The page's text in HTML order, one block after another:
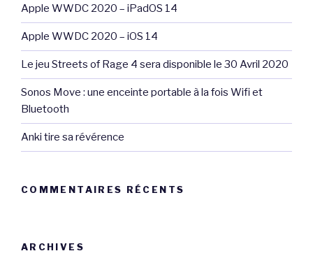
Apple WWDC 2020 – iPadOS 14
Apple WWDC 2020 – iOS 14
Le jeu Streets of Rage 4 sera disponible le 30 Avril 2020
Sonos Move : une enceinte portable à la fois Wifi et
Bluetooth
Anki tire sa révérence
COMMENTAIRES RÉCENTS
ARCHIVES